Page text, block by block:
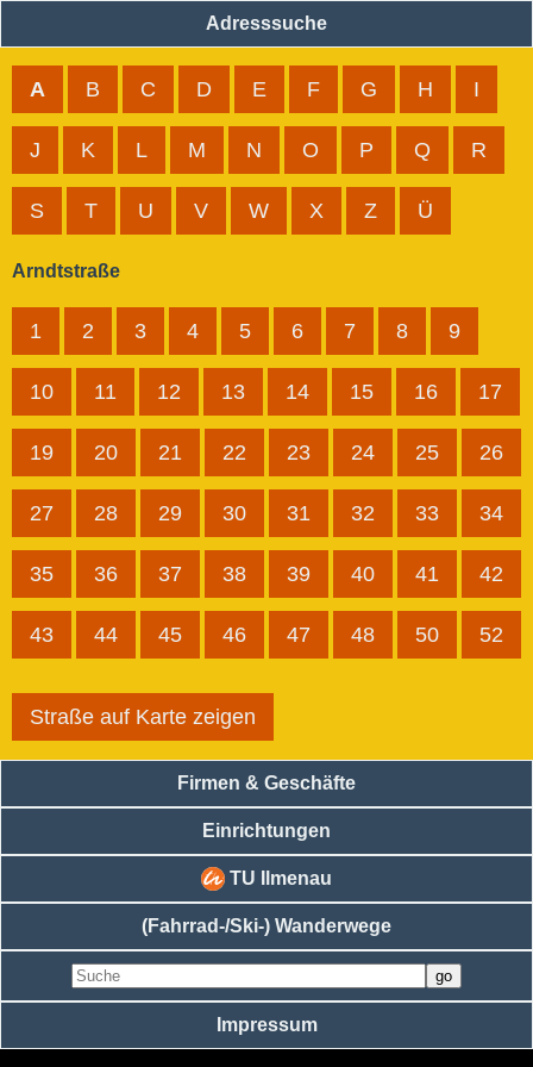
Adresssuche
A B C D E F G H I
J K L M N O P Q R
S T U V W X Z Ü
Arndtstraße
1 2 3 4 5 6 7 8 9
10 11 12 13 14 15 16 17
19 20 21 22 23 24 25 26
27 28 29 30 31 32 33 34
35 36 37 38 39 40 41 42
43 44 45 46 47 48 50 52
Straße auf Karte zeigen
Firmen & Geschäfte
Einrichtungen
TU Ilmenau
(Fahrrad-/Ski-) Wanderwege
Impressum